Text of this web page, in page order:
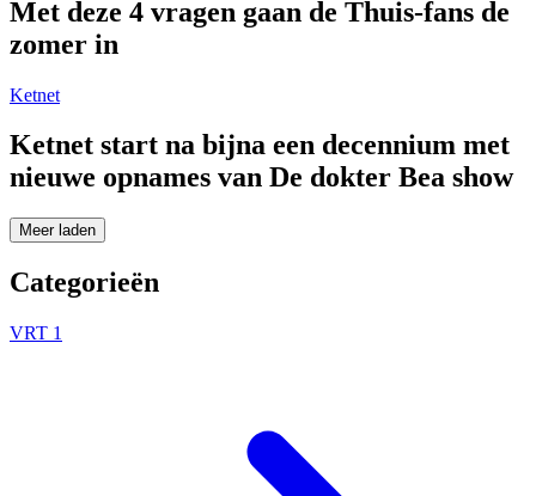
Met deze 4 vragen gaan de Thuis-fans de
zomer in
Ketnet
Ketnet start na bijna een decennium met
nieuwe opnames van De dokter Bea show
Meer laden
Categorieën
VRT 1